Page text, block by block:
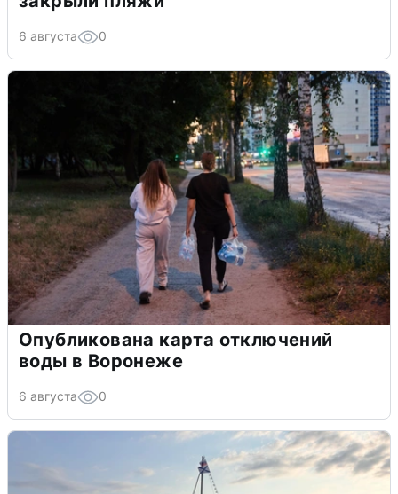
6 августа 0
Опубликована карта отключений
воды в Воронеже
6 августа 0